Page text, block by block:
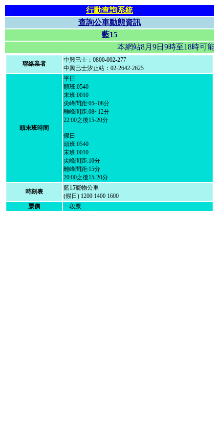
行動查詢系統
查詢公車動態資訊
藍15
本網站8月9日9時至18時
聯絡業者
中興巴士：0800-002-277
中興巴士汐止站：02-2642-2625
頭末班時間
平日
頭班:0540
末班:0010
尖峰間距:05~08分
離峰間距:08~12分
22:00之後15-20分
假日
頭班:0540
末班:0010
尖峰間距:10分
離峰間距:15分
20:00之後15-20分
時刻表
藍15寵物公車
(假日) 1200 1400 1600
票價
一段票